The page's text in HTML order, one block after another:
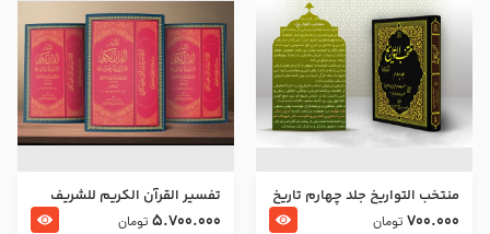
منتخب التواریخ جلد چهارم تاریخ
امام زین العابدین و امام محمد
700.000 تومان
تفسير القرآن الكريم للشريف
المرتضي قدس سرّه
5.700.000 تومان